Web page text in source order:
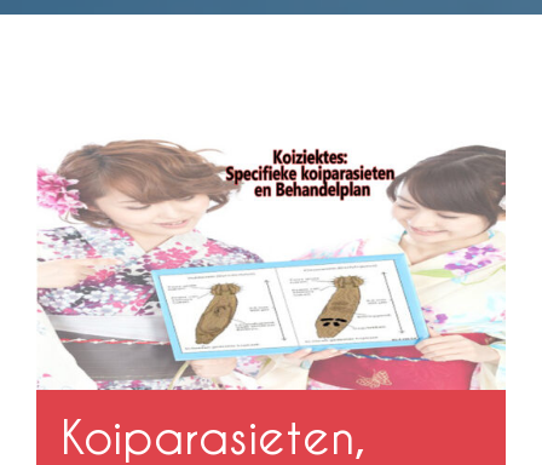
Koiparasieten,